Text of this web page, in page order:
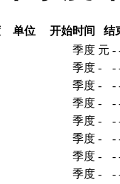
单位 开始时间
结
季度 元 -
季度 - -
季度 - -
季度 - -
季度 - -
季度 - -
季度 - -
季度 - -